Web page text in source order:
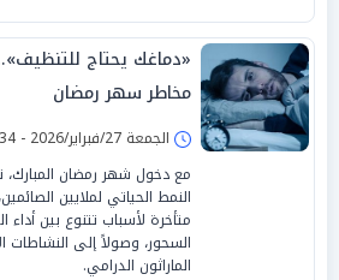
«دماغك يحتاج
مخاطر سهر رمضان
الجمعة 27/فبراير/2026 - 05:34 م
مع دخول شهر رمضان المبارك،
النمط الحياتي لملايين
متأخرة لأسباب تتنوع بين أداء
السحور، وصولاً إلى النشاطات
الماراثون الدرامي.